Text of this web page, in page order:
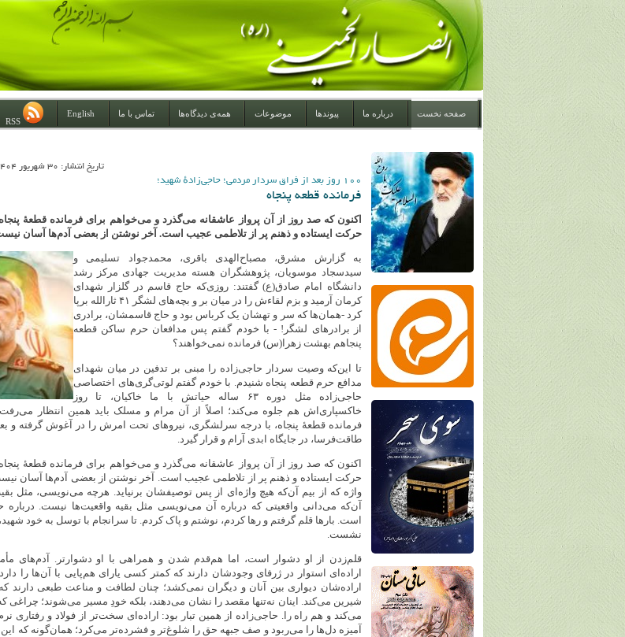
صفحه نخست درباره ما پیوندها موضوعات همه‌ی دیدگاه‌ها تماس با ما
English
تاريخ انتشار: 30 شهريور 1404 ساعت 22:27:44
۱۰۰ روز بعد از فراق سردار مردمی؛ حاجی‌زادهٔ شهید؛
فرمانده قطعه پنجاه
اکنون که صد روز از آن پرواز عاشقانه می‌گذرد و می‌خواهم برای فرمانده قطعۀ پنجاه
حرکت ایستاده و ذهنم پر از تلاطمی عجیب است. آخر نوشتن از بعضی آدم‌ها آسان
به گزارش مشرق، مصباح‌الهدی باقری، محمدجواد تسلیمی و
سیدسجاد موسویان، پژوهشگران هسته مدیریت جهادی مرکز رشد
دانشگاه امام صادق(ع) گفتند: روزی‌که حاج قاسم در گلزار شهدای
کرمان آرمید و بزم لقاءش را در میان بر و بچه‌های لشگر ۴۱ ثارالله برپا
کرد -همان‌ها که سر و تهشان یک کرباس بود و حاج قاسمشان، برادری
از برادرهای لشگر! - با خودم گفتم پس مدافعان حرم ساکن قطعه
پنجاهم بهشت زهرا(س) فرمانده نمی‌خواهند؟
تا این‌که وصیت سردار حاجی‌زاده را مبنی بر تدفین در میان شهدای
مدافع حرم قطعه پنجاه شنیدم. با خودم گفتم لوتی‌گری‌های اختصاصی
حاجی‌زاده مثل دوره ۶۳ ساله حیاتش با ما خاکیان، تا روز
خاکسپاری‌اش هم جلوه می‌کند؛ اصلاً از آن مرام و مسلک باید همین انتظار می‌رفت.
فرمانده قطعهٔ پنجاه، با درجه سرلشگری، نیروهای تحت امرش را در آغوش گرفته و
طاقت‌فرسا، در جایگاه ابدی آرام و قرار گیرد.
اکنون که صد روز از آن پرواز عاشقانه می‌گذرد و می‌خواهم برای فرمانده قطعۀ پنجاه
حرکت ایستاده و ذهنم پر از تلاطمی عجیب است. آخر نوشتن از بعضی آدم‌ها آسان
واژه که از بیم آن‌که هیچ واژه‌ای از پس توصیفشان برنیاید. هرچه می‌نویسی، مثل
آن‌که می‌دانی واقعیتی که درباره آن می‌نویسی مثل بقیه واقعیت‌ها نیست. درباره
است. بارها قلم گرفتم و رها کردم، نوشتم و پاک کردم. تا سرانجام با توسل به خود
نشست.
قلم‌زدن از او دشوار است، اما هم‌قدم شدن و همراهی با او دشوارتر. آدم‌های
اراده‌ای استوار در ژرفای وجودشان دارند که کمتر کسی یارای هم‌پایی با آن‌ها را
اراده‌شان دیواری بین آنان و دیگران نمی‌کشد؛ چنان لطافت و مناعت طبعی دارند که
شیرین می‌کند. اینان نه‌تنها مقصد را نشان می‌دهند، بلکه خودِ مسیر می‌شوند؛ چراغی
می‌کند و هم راه را. حاجی‌زاده از همین تبار بود: اراده‌ای سخت‌تر از فولاد و رفتاری
آمیزه دل‌ها را می‌ربود و صف جبهه حق را شلوغ‌تر و فشرده‌تر می‌کرد؛ همان‌گونه که این